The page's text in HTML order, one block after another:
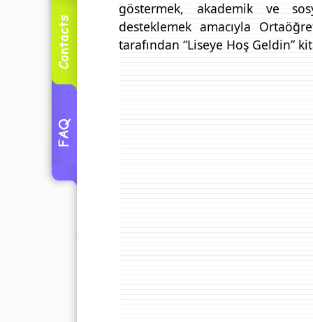
göstermek, akademik ve
desteklemek amacıyla
tarafından “Liseye Hoş Geldin”